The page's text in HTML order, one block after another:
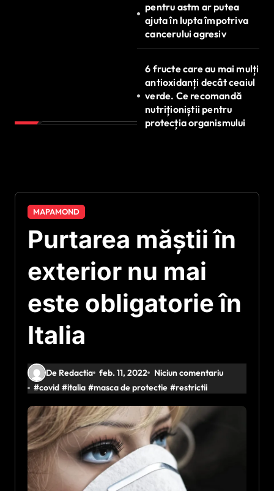
pentru astm ar putea
ajuta în lupta împotriva
cancerului agresiv
6 fructe care au mai mulți
antioxidanți decât ceaiul
verde. Ce recomandă
nutriționiștii pentru
protecția organismului
MAPAMOND
Purtarea măştii în
exterior nu mai
este obligatorie în
Italia
De Redactia feb. 11, 2022
Niciun comentariu
#covid #italia #masca de protectie #restrictii